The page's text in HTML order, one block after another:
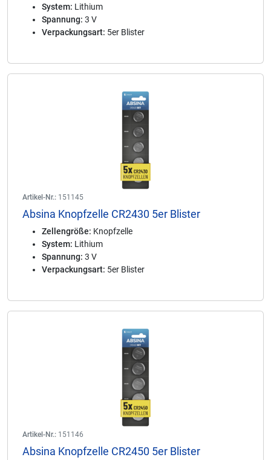
System: Lithium
Spannung: 3 V
Verpackungsart: 5er Blister
Artikel-Nr.: 151145
Absina Knopfzelle CR2430 5er Blister
Zellengröße: Knopfzelle
System: Lithium
Spannung: 3 V
Verpackungsart: 5er Blister
Artikel-Nr.: 151146
Absina Knopfzelle CR2450 5er Blister